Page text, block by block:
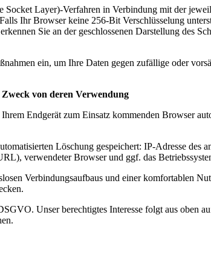
Socket Layer)-Verfahren in Verbindung mit der
Ihr Browser keine 256-Bit Verschlüsselung
Sie an der geschlossenen Darstellung des
ein, um Ihre Daten gegen zufällige oder
von deren Verwendung
Endgerät zum Einsatz kommenden Browser
Löschung gespeichert: IP-Adresse
verwendeter Browser und ggf. das
Verbindungsaufbaus und einer komfortablen
Unser berechtigtes Interesse folgt aus oben